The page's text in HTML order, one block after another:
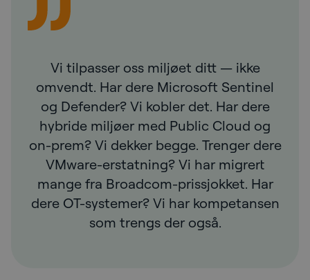
Vi tilpasser oss miljøet ditt — ikke
omvendt. Har dere Microsoft Sentinel
og Defender? Vi kobler det. Har dere
hybride miljøer med Public Cloud og
on-prem? Vi dekker begge. Trenger dere
VMware-erstatning? Vi har migrert
mange fra Broadcom-prissjokket. Har
dere OT-systemer? Vi har kompetansen
som trengs der også.